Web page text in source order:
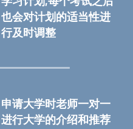
也会对计划的适当性进
行及时调整
申请大学时老师一对一
进行大学的介绍和推荐